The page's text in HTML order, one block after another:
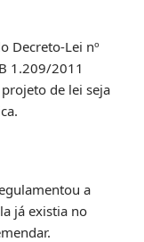
Decreto-Lei nº
1.209/2011
de lei seja
a
já existia no